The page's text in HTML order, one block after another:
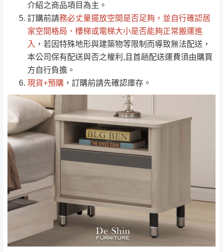
介紹之商品項目為主。
訂購前請務必丈量擺放空間是否足夠 ，並自行確認居
家空間格局、 樓梯或電梯大小是否能夠正常搬運進
入 ，若因特殊地形與建築物等限制而導致無法配送，
本公司保有配送與否之權利,且首趟配送運費須由購買
方自行負擔。
現貨+預購 ，訂購前請先確認庫存。
免 運
費
＊A108產品另收運費
新竹
峨眉鄉、五峰鄉、
橫山、北埔鄉、尖
石鄉、寶山鄉山
區、新埔山區、芎
台北
新北
峽山區、石碇、坪
林、福隆、淡水山
區、北投湖山路、
深坑山區
$ 9,000以上：免
接單後二日內(不含例假日)，我們客服會與您
電話聯絡或E-Mail通知確認訂單。
（線上客
服 LINE → @dershin）
下單前先詢問是否現貨 ，若未詢問下單後無
現貨我們客服會再來電或E-Mail與您聯絡
（洽詢方式請搜尋 Line ID →
地區恕無法提供運送 (詳見運送規章)。
配送範圍：
苗栗至基隆；其它地區暫不開放，如因特殊
地型限制(山區、鄉、鎮、村)、樓梯太小、無
法搬運上樓等因素，導致無法配送，
保有出貨的權利。
保護物流人員的工作安全，賣家無提供吊掛
服務，若需以吊車或其他的吊掛方式吊運，
費用將由買方自行支付。
因大型傢俱有組裝、配送的問題，並非一般